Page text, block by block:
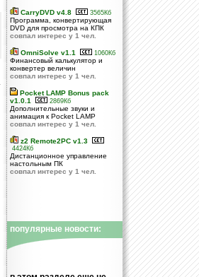
CarryDVD v4.8 3565Кб
Программа, конвертирующая
DVD для просмотра на КПК
совпал интерес у 1 чел.
OmniSolve v1.1 1060Кб
Финансовый калькулятор и
конвертер величин
совпал интерес у 1 чел.
Pocket LAMP Bonus pack
v1.0.1
2869Кб
Дополнительные звуки и
анимация к Pocket LAMP
совпал интерес у 1 чел.
z2 Remote2PC v1.3
4424Кб
Дистанционное управление
настольным ПК
совпал интерес у 1 чел.
популярные новости: